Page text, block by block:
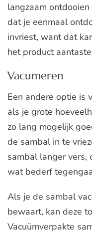
langzaam
dat je eenmaal
invriest, want dat
het product
Vacumeren
Een andere optie is
als je grote
zo lang mogelijk
de sambal in te
sambal langer vers,
wat bederf
Als je de sambal
bewaart, kan deze
Vacuümverpakte